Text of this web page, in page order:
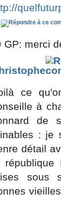
GP: merci
ce
à
de
: je
détail
république
sous